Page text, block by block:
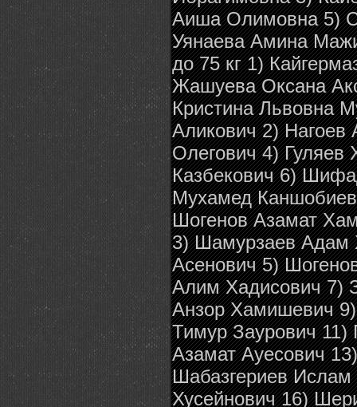
Аиша Олимовна 5)
Уянаева Амина
до 75 кг 1)
Жашуева Оксана
Кристина Львовна
Аликович 2) Нагоев
Олегович 4) Гуляев
Казбекович 6)
Мухамед
Шогенов Азамат
3) Шамурзаев Адам
Асенович 5)
Алим Хадисович 7)
Анзор Хамишевич
Тимур Заурович
Азамат Ауесович
Шабазгериев
Хусейнович 16)